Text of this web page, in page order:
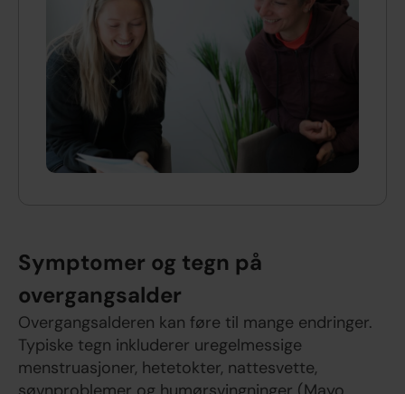
Symptomer og tegn på
overgangsalder
Overgangsalderen kan føre til mange endringer.
Typiske tegn inkluderer uregelmessige
menstruasjoner, hetetokter, nattesvette,